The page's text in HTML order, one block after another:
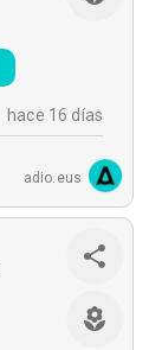
hace 16 días
adio.eus